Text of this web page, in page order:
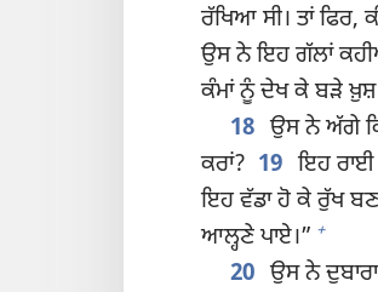
ਰੱਖਿਆ ਸੀ। ਤਾਂ ਫਿਰ,
ਉਸ ਨੇ ਇਹ ਗੱਲਾਂ
ਕੰਮਾਂ ਨੂੰ ਦੇਖ ਕੇ ਬੜੇ ਖ਼ੁਸ਼
18 ਉਸ ਨੇ ਅੱਗੇ
ਕਰਾਂ? 19 ਇਹ ਰਾਈ
ਇਹ ਵੱਡਾ ਹੋ ਕੇ ਰੁੱਖ
ਆਲ੍ਹਣੇ ਪਾਏ।” +
20 ਉਸ ਨੇ